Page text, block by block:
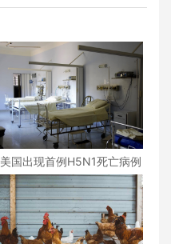
美国出现首例H5N1死亡病例